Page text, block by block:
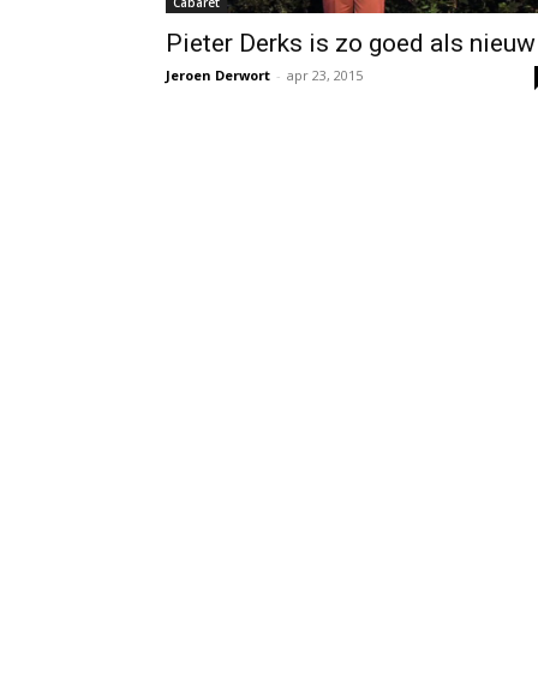
Pieter Derks is zo goed als nieuw
Jeroen Derwort - apr 23, 2015